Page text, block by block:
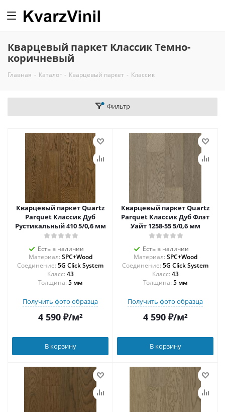
Кварцевый паркет Классик Темно-
коричневый
Главная - Каталог - Кварцевый паркет - Классик
Фильтр
Кварцевый паркет Quartz
Parquet Классик Дуб
Рустикальный 410 5/0,6 мм
Есть в наличии
Материал: SPC+Wood
Соединение: 5G Click System
43
Толщина: 5 мм
Получить фото образца
4 590₽/м²
В корзину
Кварцевый паркет Quartz
Parquet Классик Дуб Флэт
Уайт 1258-55 5/0,6 мм
Есть в наличии
Материал: SPC+Wood
Соединение: 5G Click System
43
Толщина: 5 мм
Получить фото образца
4 590₽/м²
В корзину